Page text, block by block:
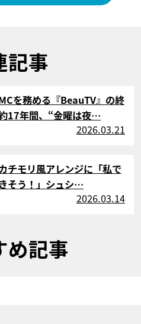
記事
を務める『BeauTV』の終
17年間、“金曜は夜…
2026.03.21
チモリ風アレンジに「私で
そう！」シュシ…
2026.03.14
め記事